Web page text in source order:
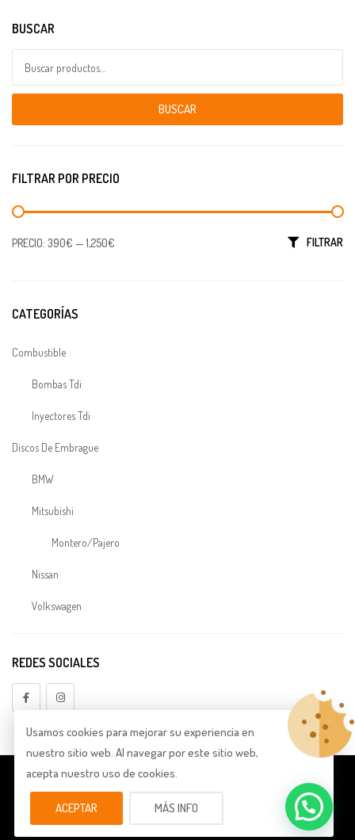
BUSCAR
BUSCAR
FILTRAR POR PRECIO
Precio mínimo
Precio máximo FILTRAR
PRECIO: 390€ —1,250€
CATEGORÍAS
Combustible
Bombas Tdi
Inyectores Tdi
Discos De Embrague
BMW
Mitsubishi
Montero/Pajero
Nissan
Volkswagen
TDI
Embragues
Aligerado
A3
A4
REDES SOCIALES
© Copyright 2026Lema Forged
. Todos los derechos reservados.
Política de Privacidad
Aviso Legal Política de Cookies
Usamos cookies para mejorar su experiencia en
nuestro sitio web. Al navegar por este sitio web,
acepta nuestro uso de cookies.
ACEPTAR MÁS INFO